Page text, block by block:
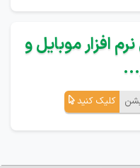
افزار موبایل و
کلیک کنید